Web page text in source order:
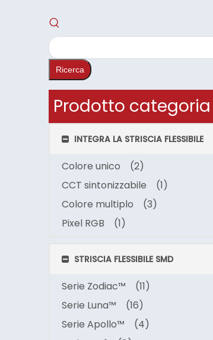
Ricerca
Prodotto categoria
INTEGRA LA STRISCIA FLESSIBILE
Colore unico
(2)
CCT sintonizzabile
(1)
Colore multiplo
(3)
Pixel RGB
(1)
STRISCIA FLESSIBILE SMD
Serie Zodiac™
(11)
Serie Luna™
(16)
Serie Apollo™
(4)